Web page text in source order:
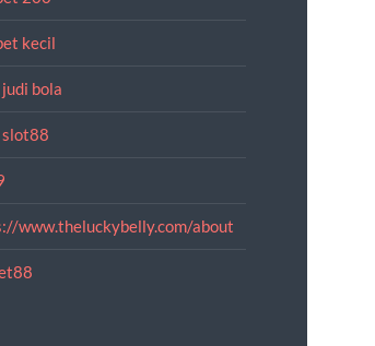
kecil
bola
www.theluckybelly.com/about